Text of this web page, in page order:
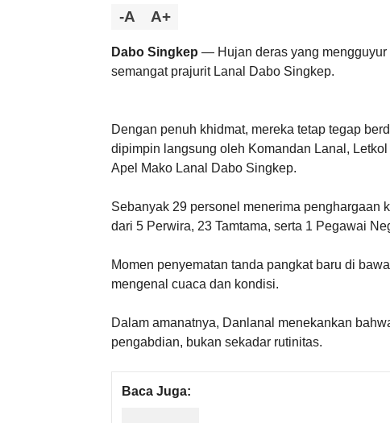
-A A+
Dabo Singkep — Hujan deras yang mengguyur
semangat prajurit Lanal Dabo Singkep.
Dengan penuh khidmat, mereka tetap tegap
dipimpin langsung oleh Komandan Lanal,
Apel Mako Lanal Dabo Singkep.
Sebanyak 29 personel menerima penghargaan
dari 5 Perwira, 23 Tamtama, serta 1 Pegawai
Momen penyematan tanda pangkat baru di
mengenal cuaca dan kondisi.
Dalam amanatnya, Danlanal menekankan
pengabdian, bukan sekadar rutinitas.
Baca Juga: